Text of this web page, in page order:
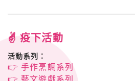
✌️ 疫下活動
活動系列：
👉 手作烹調系列
👉 藝文遊戲系列